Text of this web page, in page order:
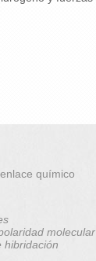
químico
molecular
hibridación